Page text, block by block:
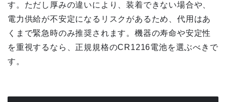
す。ただし厚みの違いにより、装着できない場合や、
電力供給が不安定になるリスクがあるため、代用はあ
くまで緊急時のみ推奨されます。機器の寿命や安定性
を重視するなら、正規規格のCR1216電池を選ぶべきで
す。